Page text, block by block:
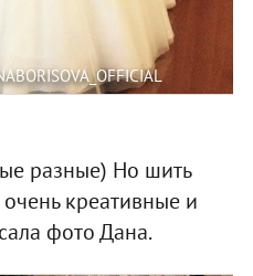
разные) Но шить
очень креативные и
фото Дана.